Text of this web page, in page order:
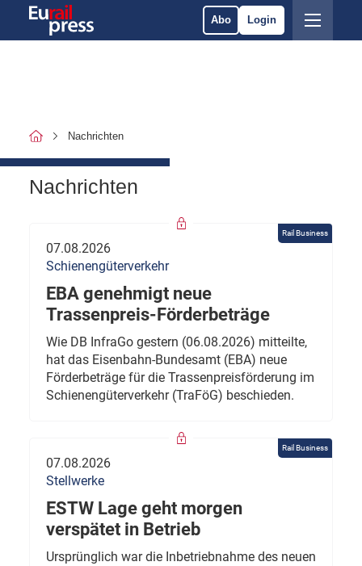
Abo Login
Nachrichten
Nachrichten
Rail Business
07.08.2026
Schienengüterverkehr
EBA genehmigt neue
Trassenpreis-Förderbeträge
Wie DB InfraGo gestern (06.08.2026) mitteilte,
hat das Eisenbahn-Bundesamt (EBA) neue
Förderbeträge für die Trassenpreisförderung im
Schienengüterverkehr (TraFöG) beschieden.
Rail Business
07.08.2026
Stellwerke
ESTW Lage geht morgen
verspätet in Betrieb
Ursprünglich war die Inbetriebnahme des neuen